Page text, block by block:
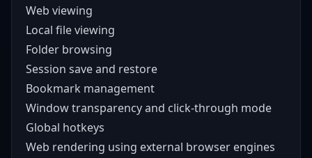
Web viewing
Local file viewing
Folder browsing
Session save and restore
Bookmark management
Window transparency and click-through mode
Global hotkeys
Web rendering using external browser engines